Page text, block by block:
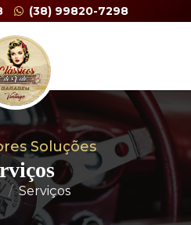
(38) 99820-7298
Soluções
Serviços